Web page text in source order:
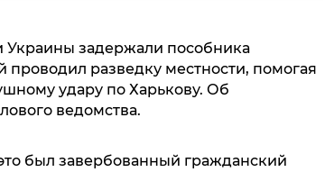
Украины задержали пособника
проводил разведку местности, помогая
удару по Харькову. Об
ведомства.
был завербованный гражданский